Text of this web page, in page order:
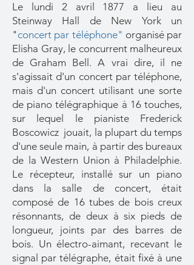
Le lundi 2 avril 1877 a lieu au
Steinway Hall de New York un
" concert par téléphone" organisé par
Elisha Gray, le concurrent malheureux
de Graham Bell. A vrai dire, il ne
s'agissait d'un concert par téléphone,
mais d'un concert utilisant une sorte
de piano télégraphique à 16 touches,
sur lequel le pianiste Frederick
Boscowicz jouait, la plupart du temps
d'une seule main, à partir des bureaux
de la Western Union à Philadelphie.
Le récepteur, installé sur un piano
dans la salle de concert, était
composé de 16 tubes de bois creux
résonnants, de deux à six pieds de
longueur, joints par des barres de
bois. Un électro-aimant, recevant le
signal par télégraphe, était fixé à une